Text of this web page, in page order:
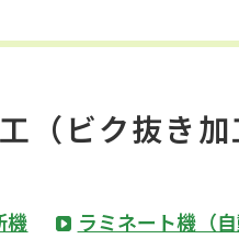
（ビク抜き
機 ラミネート機（